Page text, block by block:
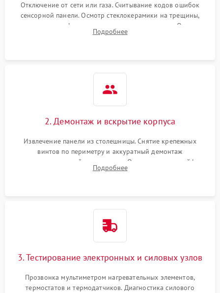
Отключение от сети или газа. Считывание кодов ошибок
сенсорной панели. Осмотр стеклокерамики на трещины,
проверка конфорок на равномерность нагрева. Опрос
клиента о симптомах (не включается, не видит посуду,
Подробнее
2. Демонтаж и вскрытие корпуса
Извлечение панели из столешницы. Снятие крепежных
винтов по периметру и аккуратный демонтаж
стеклокерамической поверхности. Отсоединение шлейфов
сенсорного блока для доступа к силовым платам, катушкам
Подробнее
3. Тестирование электронных и силовых узлов
Прозвонка мультиметром нагревательных элементов,
термостатов и термодатчиков. Диагностика силового